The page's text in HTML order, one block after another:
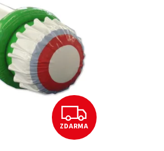
Z
D
ZDARMA